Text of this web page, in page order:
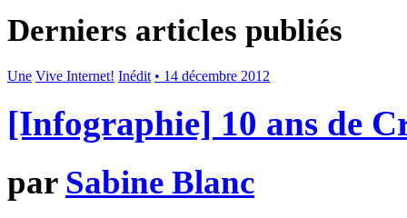
Derniers articles publiés
Une Vive Internet! Inédit • 14 décembre 2012
[Infographie] 10 ans de
par Sabine Blanc